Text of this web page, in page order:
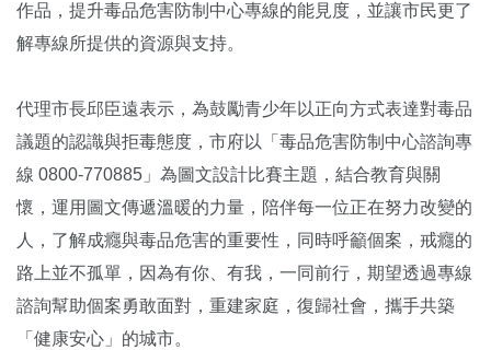
作品，提升毒品危害防制中心專線的能見度，並讓市民更了
解專線所提供的資源與支持。
代理市長邱臣遠表示，為鼓勵青少年以正向方式表達對毒品
議題的認識與拒毒態度，市府以「毒品危害防制中心諮詢專
線 0800-770885」為圖文設計比賽主題，結合教育與關
懷，運用圖文傳遞溫暖的力量，陪伴每一位正在努力改變的
人，了解成癮與毒品危害的重要性，同時呼籲個案，戒癮的
路上並不孤單，因為有你、有我，一同前行，期望透過專線
諮詢幫助個案勇敢面對，重建家庭，復歸社會，攜手共築
「健康安心」的城市。